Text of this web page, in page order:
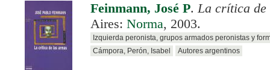
Feinmann, José P. La crítica de
Aires: Norma, 2003.
Izquierda peronista, grupos armados peronistas y
Cámpora, Perón, Isabel
Autores argentinos